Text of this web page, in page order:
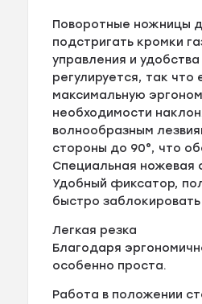
Поворотные ножницы
подстригать кромки
управления и
регулируется, так
максимальную
необходимости
волнообразным
стороны до 90°, что
Специальная ножевая
Удобный фиксатор,
быстро
Легкая резка
Благодаря
особенно проста.
Работа в положении